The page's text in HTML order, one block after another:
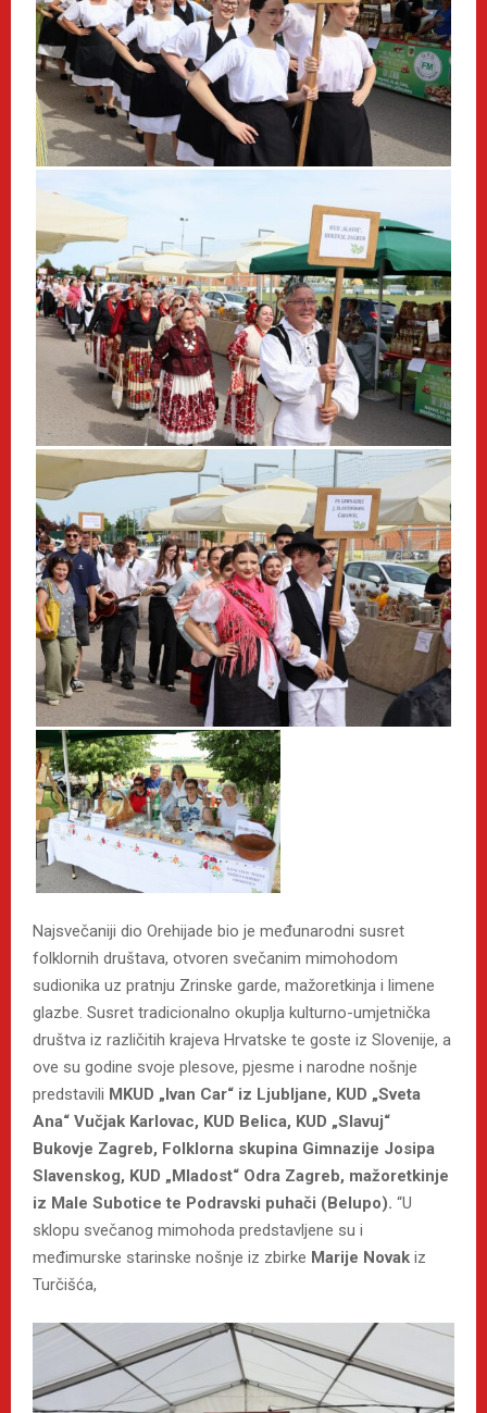
Najsvečaniji dio Orehijade bio je međunarodni susret
folklornih društava, otvoren svečanim mimohodom
sudionika uz pratnju Zrinske garde, mažoretkinja i limene
glazbe. Susret tradicionalno okuplja kulturno-umjetnička
društva iz različitih krajeva Hrvatske te goste iz Slovenije, a
ove su godine svoje plesove, pjesme i narodne nošnje
predstavili MKUD „Ivan Car“ iz Ljubljane, KUD „Sveta
Ana“ Vučjak Karlovac, KUD Belica, KUD „Slavuj“
Bukovje Zagreb, Folklorna skupina Gimnazije Josipa
Slavenskog, KUD „Mladost“ Odra Zagreb, mažoretkinje
iz Male Subotice te Podravski puhači (Belupo). “U
sklopu svečanog mimohoda predstavljene su i
međimurske starinske nošnje iz zbirke Marije Novak iz
Turčišća,